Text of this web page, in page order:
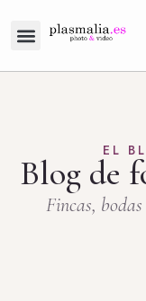
EL
Blog de
Fincas,